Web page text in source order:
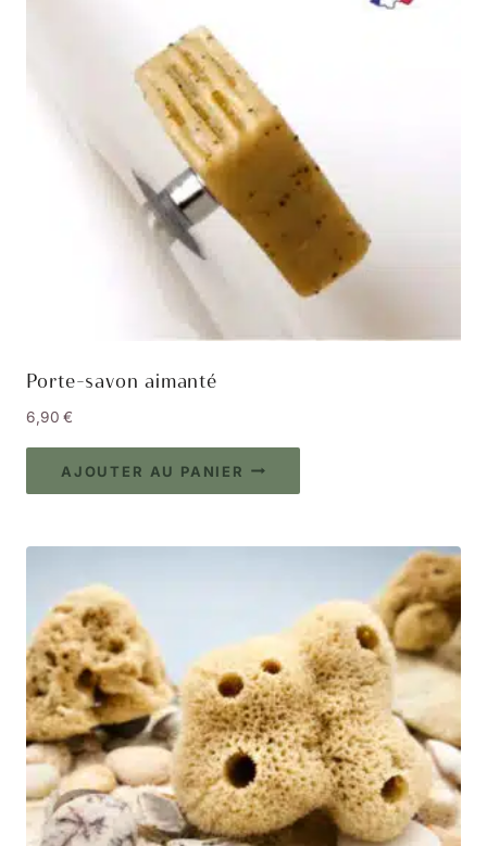
Porte-savon aimanté
6,90€
AJOUTER AU PANIER